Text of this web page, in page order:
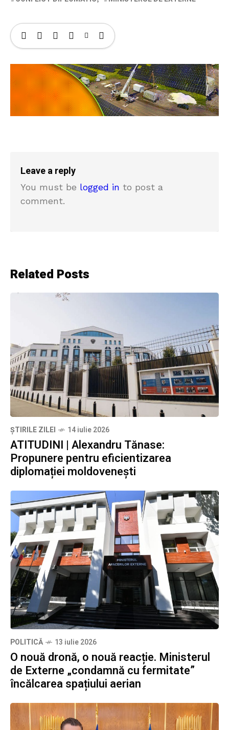
Leave a reply
You must be logged in to post a
comment.
Related Posts
ȘTIRILE ZILEI 14 iulie 2026
ATITUDINI | Alexandru Tănase:
Propunere pentru eficientizarea
diplomației moldovenești
POLITICĂ 13 iulie 2026
O nouă dronă, o nouă reacție. Ministerul
de Externe „condamnă cu fermitate”
încălcarea spațiului aerian